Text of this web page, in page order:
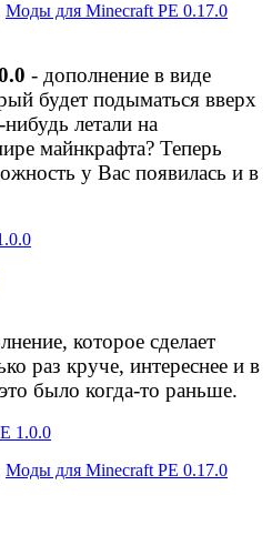
Моды для Minecraft PE 0.17.0
- дополнение в виде
будет подыматься вверх
летали на
майнкрафта? Теперь
у Вас появилась и в
которое сделает
раз круче, интереснее и в
было когда-то раньше.
1.0.0
Моды для Minecraft PE 0.17.0